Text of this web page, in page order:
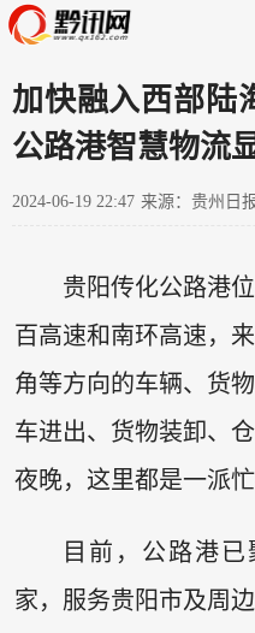
加快融入西部陆
公路港智慧物流
2024-06-19 22:47 来源：贵州日
贵阳传化公路港
百高速和南环高速，
角等方向的车辆、货
车进出、货物装卸、
夜晚，这里都是一派忙
目前，公路港
家，服务贵阳市及周